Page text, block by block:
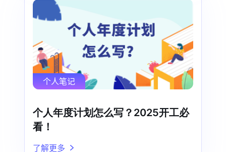
个人笔记
个人年度计划怎么写？2025开工必
看！
了解更多